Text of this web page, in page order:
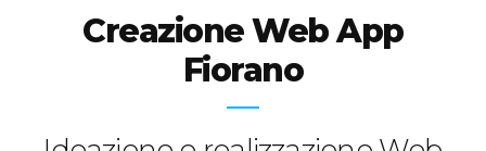
Creazione Web App
Fiorano